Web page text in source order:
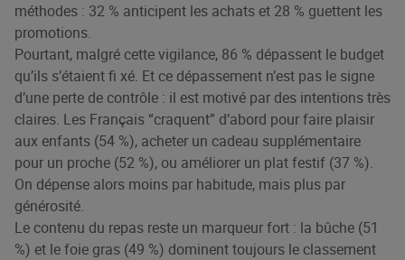
méthodes : 32 % anticipent les achats et 28 % guettent les
promotions.
Pourtant, malgré cette vigilance, 86 % dépassent le budget
qu’ils s’étaient fi xé. Et ce dépassement n’est pas le signe
d’une perte de contrôle : il est motivé par des intentions très
claires. Les Français “craquent” d’abord pour faire plaisir
aux enfants (54 %), acheter un cadeau supplémentaire
pour un proche (52 %), ou améliorer un plat festif (37 %).
On dépense alors moins par habitude, mais plus par
générosité.
Le contenu du repas reste un marqueur fort : la bûche (51
%) et le foie gras (49 %) dominent toujours le classement